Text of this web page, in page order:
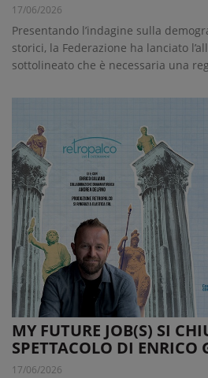
17/06/2026
Presentando l’indagine sulla
storici, la Federazione ha lanciato
sottolineato che è necessaria una
MY FUTURE JOB(S) SI
SPETTACOLO DI ENRICO
17/06/2026